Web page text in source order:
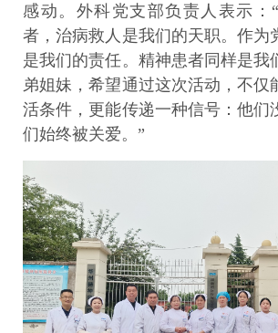
感动。外科党支部负责人表示：
者，治病救人是我们的天职。作为
是我们的责任。精神患者同样是我
弟姐妹，希望通过这次活动，不仅
活条件，更能传递一种信号：他们
们始终被关爱。”